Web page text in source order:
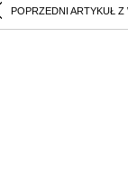
POPRZEDNI ARTYKUŁ Z